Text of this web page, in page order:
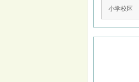
小学校区